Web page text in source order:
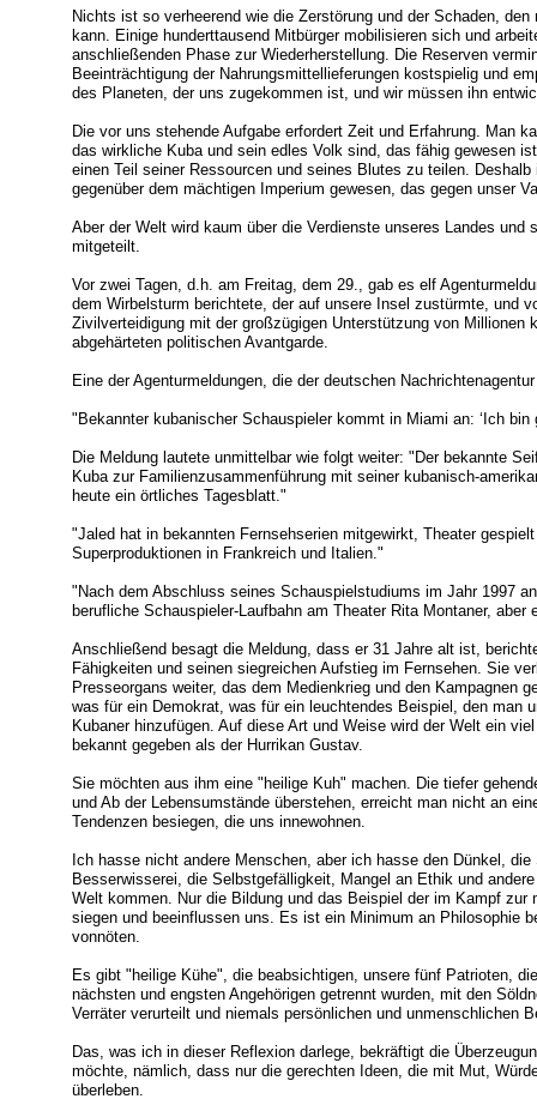
Nichts ist so verheerend wie die Zerstörung und der Schaden,
kann. Einige hunderttausend Mitbürger mobilisieren sich und
anschließenden Phase zur Wiederherstellung. Die Reserven
Beeinträchtigung der Nahrungsmittellieferungen kostspielig und
des Planeten, der uns zugekommen ist, und wir müssen ihn
Die vor uns stehende Aufgabe erfordert Zeit und Erfahrung. Man
das wirkliche Kuba und sein edles Volk sind, das fähig gewesen
einen Teil seiner Ressourcen und seines Blutes zu teilen.
gegenüber dem mächtigen Imperium gewesen, das gegen unser
Aber der Welt wird kaum über die Verdienste unseres Landes und
mitgeteilt.
Vor zwei Tagen, d.h. am Freitag, dem 29., gab es elf
dem Wirbelsturm berichtete, der auf unsere Insel zustürmte, und
Zivilverteidigung mit der großzügigen Unterstützung von Millionen
abgehärteten politischen Avantgarde.
Eine der Agenturmeldungen, die der deutschen
"Bekannter kubanischer Schauspieler kommt in Miami an: ‘Ich
Die Meldung lautete unmittelbar wie folgt weiter: "Der bekannte
Kuba zur Familienzusammenführung mit seiner kubanisch-
heute ein örtliches Tagesblatt."
"Jaled hat in bekannten Fernsehserien mitgewirkt, Theater
Superproduktionen in Frankreich und Italien."
"Nach dem Abschluss seines Schauspielstudiums im Jahr 1997
berufliche Schauspieler-Laufbahn am Theater Rita Montaner,
Anschließend besagt die Meldung, dass er 31 Jahre alt ist,
Fähigkeiten und seinen siegreichen Aufstieg im Fernsehen. Sie
Presseorgans weiter, das dem Medienkrieg und den Kampagnen
was für ein Demokrat, was für ein leuchtendes Beispiel, den man
Kubaner hinzufügen. Auf diese Art und Weise wird der Welt ein
bekannt gegeben als der Hurrikan Gustav.
Sie möchten aus ihm eine "heilige Kuh" machen. Die tiefer
und Ab der Lebensumstände überstehen, erreicht man nicht an
Tendenzen besiegen, die uns innewohnen.
Ich hasse nicht andere Menschen, aber ich hasse den Dünkel,
Besserwisserei, die Selbstgefälligkeit, Mangel an Ethik und
Welt kommen. Nur die Bildung und das Beispiel der im Kampf zur
siegen und beeinflussen uns. Es ist ein Minimum an Philosophie
vonnöten.
Es gibt "heilige Kühe", die beabsichtigen, unsere fünf Patrioten,
nächsten und engsten Angehörigen getrennt wurden, mit den
Verräter verurteilt und niemals persönlichen und unmenschlichen
Das, was ich in dieser Reflexion darlege, bekräftigt die
möchte, nämlich, dass nur die gerechten Ideen, die mit Mut,
überleben.